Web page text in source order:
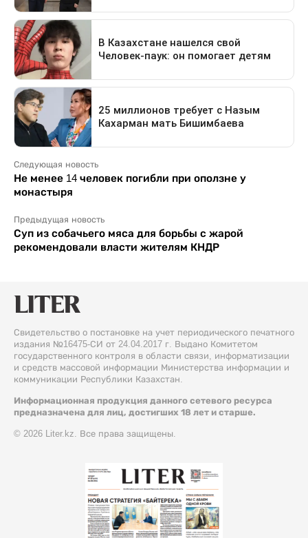
Следующая новость
Не менее 14 человек погибли при оползне у
монастыря
Предыдущая новость
Суп из собачьего мяса для борьбы с жарой
рекомендовали власти жителям КНДР
Свидетельство о постановке на учет периодического печатного
издания №16475-СИ от 24.04.2017 г. Выдано Комитетом
государственного контроля в области связи, информатизации
и средств массовой информации Министерства информации и
коммуникации Республики Казахстан.
Информационная продукция данного сетевого ресурса
предназначена для лиц, достигших 18 лет и старше.
© 2026 Liter.kz. Все права защищены.